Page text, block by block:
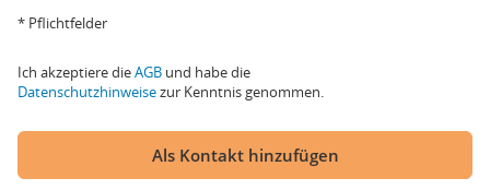
* Pflichtfelder
Ich akzeptiere dieAGB und habe die
Datenschutzhinweisezur Kenntnis genommen.
Als Kontakt hinzufügen